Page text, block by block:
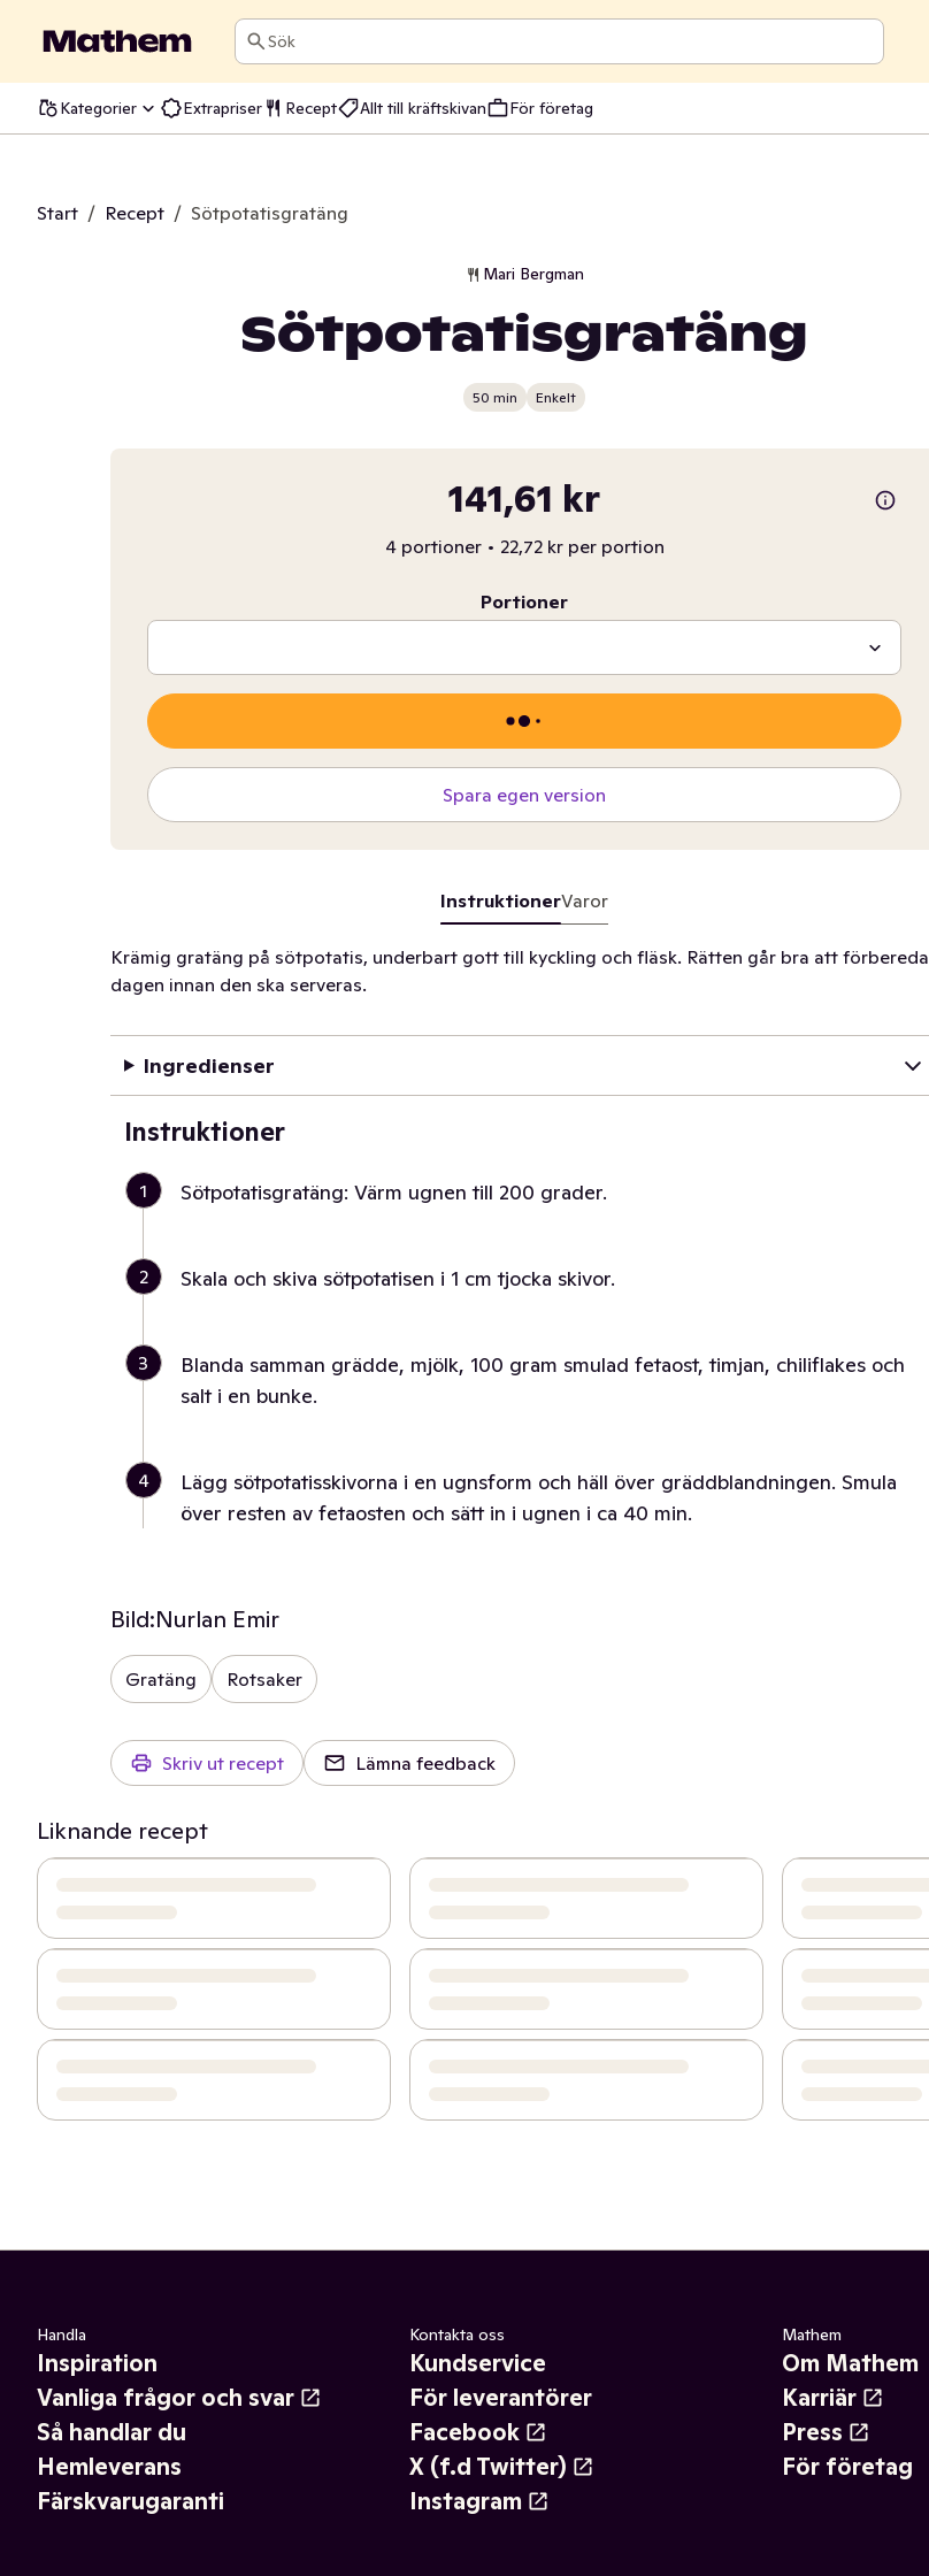
Sök
Kategorier Extrapriser Recept Allt till kräftskivan För företag
Start / Recept / Sötpotatisgratäng
Mari Bergman
Sötpotatisgratäng
50 min Enkelt
141,61 kr
4 portioner • 22,72 kr per portion
Portioner
Spara egen version
InstruktionerVaror
Krämig gratäng på sötpotatis, underbart gott till kyckling och fläsk. Rätten går bra att förbereda
dagen innan den ska serveras.
Ingredienser
Instruktioner
1 Sötpotatisgratäng: Värm ugnen till 200 grader.
2 Skala och skiva sötpotatisen i 1 cm tjocka skivor.
3
Blanda samman grädde, mjölk, 100 gram smulad fetaost, timjan, chiliflakes och
salt i en bunke.
4
Lägg sötpotatisskivorna i en ugnsform och häll över gräddblandningen. Smula
över resten av fetaosten och sätt in i ugnen i ca 40 min.
Bild:Nurlan Emir
Gratäng Rotsaker
Skriv ut recept Lämna feedback
Liknande recept
Handla
Inspiration
Vanliga frågor och svar
Så handlar du
Hemleverans
Färskvarugaranti
Kontakta oss
Kundservice
För leverantörer
Facebook
X (f.d Twitter)
Instagram
Mathem
Om Mathem
Karriär
Press
För företag